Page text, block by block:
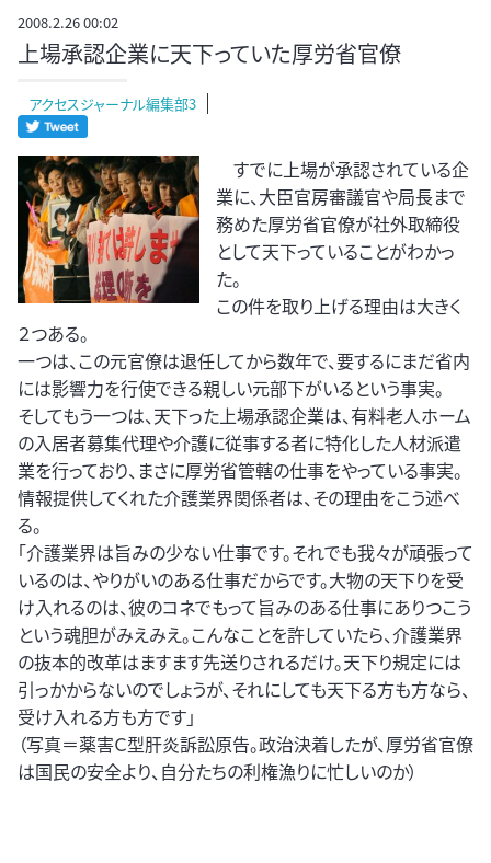
2008.2.26 00:02
上場承認企業に天下っていた厚労省官僚
アクセスジャーナル編集部3
すでに上場が承認されている企
業に、大臣官房審議官や局長まで
務めた厚労省官僚が社外取締役
として天下っていることがわかっ
た。
この件を取り上げる理由は大きく
２つある。
一つは、この元官僚は退任してから数年で、要するにまだ省内
には影響力を行使できる親しい元部下がいるという事実。
そしてもう一つは、天下った上場承認企業は、有料老人ホーム
の入居者募集代理や介護に従事する者に特化した人材派遣
業を行っており、まさに厚労省管轄の仕事をやっている事実。
情報提供してくれた介護業界関係者は、その理由をこう述べ
る。
「介護業界は旨みの少ない仕事です。それでも我々が頑張って
いるのは、やりがいのある仕事だからです。大物の天下りを受
け入れるのは、彼のコネでもって旨みのある仕事にありつこう
という魂胆がみえみえ。こんなことを許していたら、介護業界
の抜本的改革はますます先送りされるだけ。天下り規定には
引っかからないのでしょうが、それにしても天下る方も方なら、
受け入れる方も方です」
（写真＝薬害Ｃ型肝炎訴訟原告。政治決着したが、厚労省官僚
は国民の安全より、自分たちの利権漁りに忙しいのか）